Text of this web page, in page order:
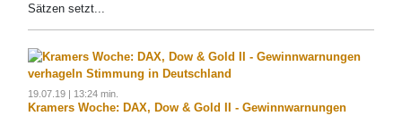
Sätzen setzt...
19.07.19 | 13:24 min.
Kramers Woche: DAX, Dow & Gold II - Gewinnwarnungen